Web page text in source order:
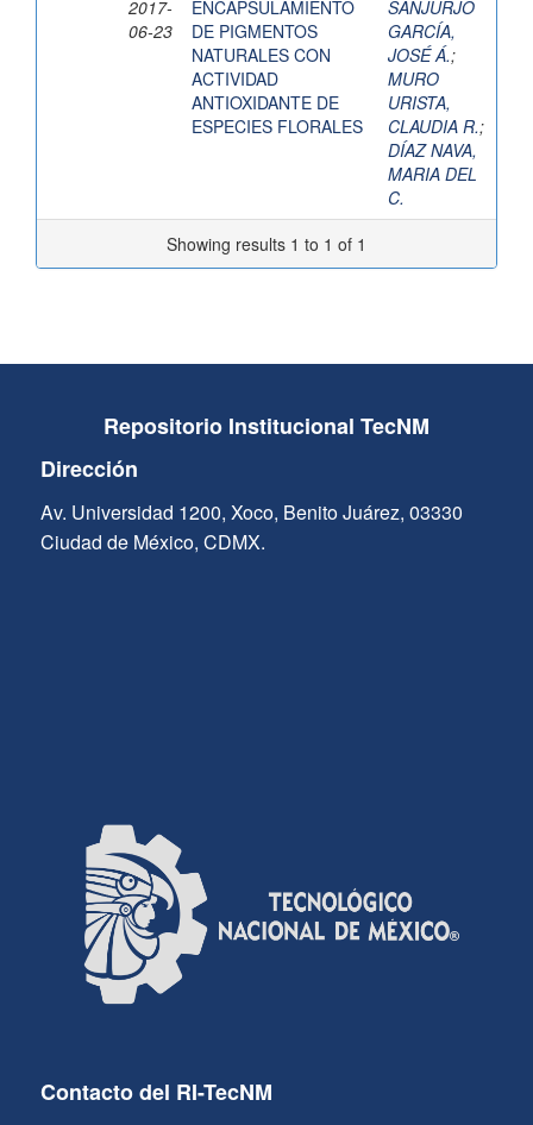
2017-
06-23
ENCAPSULAMIENTO
DE PIGMENTOS
NATURALES CON
ACTIVIDAD
ANTIOXIDANTE DE
ESPECIES FLORALES
SANJURJO
GARCÍA,
JOSÉ Á.;
MURO
URISTA,
CLAUDIA R.;
DÍAZ NAVA,
MARIA DEL
C.
Showing results 1 to 1 of 1
Repositorio Institucional TecNM
Dirección
Av. Universidad 1200, Xoco, Benito Juárez, 03330
Ciudad de México, CDMX.
Contacto del RI-TecNM